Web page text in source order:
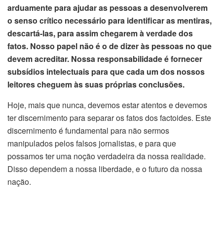
arduamente para ajudar as pessoas a desenvolverem
o senso crítico necessário para identificar as mentiras,
descartá-las, para assim chegarem à verdade dos
fatos. Nosso papel não é o de dizer às pessoas no que
devem acreditar. Nossa responsabilidade é fornecer
subsídios intelectuais para que cada um dos nossos
leitores cheguem às suas próprias conclusões.
Hoje, mais que nunca, devemos estar atentos e devemos
ter discernimento para separar os fatos dos factoides. Este
discernimento é fundamental para não sermos
manipulados pelos falsos jornalistas, e para que
possamos ter uma noção verdadeira da nossa realidade.
Disso dependem a nossa liberdade, e o futuro da nossa
nação.